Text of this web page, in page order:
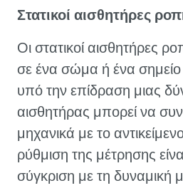
Στατικοί αισθητήρες
Οι στατικοί αισθητήρες
σε ένα σώμα ή ένα σημείο
υπό την επίδραση μιας
αισθητήρας μπορεί να
μηχανικά με το
ρύθμιση της μέτρησης
σύγκριση με τη